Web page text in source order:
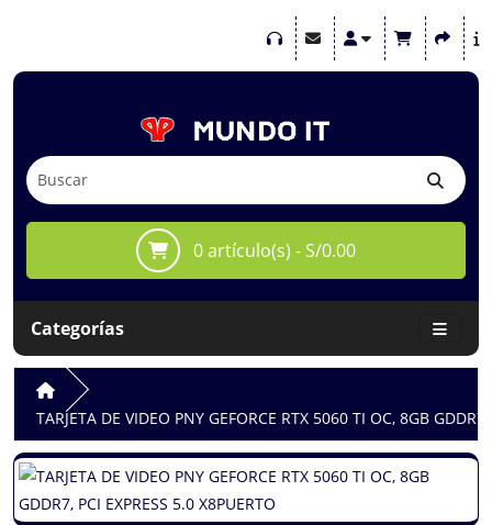
0 artículo(s) - S/0.00
Categorías
TARJETA DE VIDEO PNY GEFORCE RTX 5060 TI OC, 8GB